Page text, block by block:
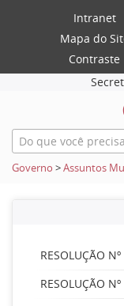
Intranet
Mapa do
Contraste
Governo >Assuntos
RESOLUÇÃO
RESOLUÇÃO